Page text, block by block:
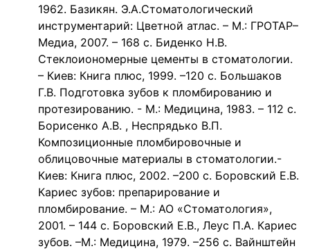
1962. Базикян. Э.А.Стоматологический
инструментарий: Цветной атлас. – М.: ГРОТАР–
Медиа, 2007. – 168 с. Биденко Н.В.
Стеклоиономерные цементы в стоматологии.
– Киев: Книга плюс, 1999. –120 с. Большаков
Г.В. Подготовка зубов к пломбированию и
протезированию. - М.: Медицина, 1983. – 112 с.
Борисенко А.В. , Неспрядько В.П.
Композиционные пломбировочные и
облицовочные материалы в стоматологии.-
Киев: Книга плюс, 2002. –200 с. Боровский Е.В.
Кариес зубов: препарирование и
пломбирование. – М.: АО «Стоматология»,
2001. – 144 с. Боровский Е.В., Леус П.А. Кариес
зубов. –М.: Медицина, 1979. –256 с. Вайнштейн